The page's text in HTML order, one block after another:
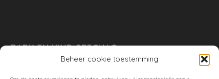
Beheer cookie toestemming
BABY EN KIND SPECIALS